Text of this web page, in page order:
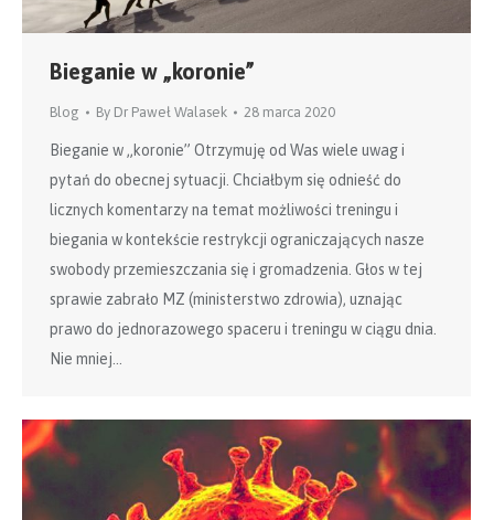
Bieganie w „koronie”
Blog By Dr Paweł Walasek 28 marca 2020
Bieganie w „koronie” Otrzymuję od Was wiele uwag i
pytań do obecnej sytuacji. Chciałbym się odnieść do
licznych komentarzy na temat możliwości treningu i
biegania w kontekście restrykcji ograniczających nasze
swobody przemieszczania się i gromadzenia. Głos w tej
sprawie zabrało MZ (ministerstwo zdrowia), uznając
prawo do jednorazowego spaceru i treningu w ciągu dnia.
Nie mniej…